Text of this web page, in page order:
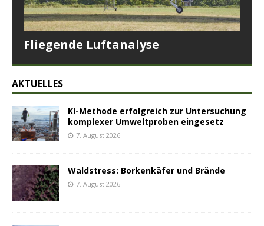
Fliegende Luftanalyse
AKTUELLES
KI-Methode erfolgreich zur Untersuchung
komplexer Umweltproben eingesetz
7. August 2026
Waldstress: Borkenkäfer und Brände
7. August 2026